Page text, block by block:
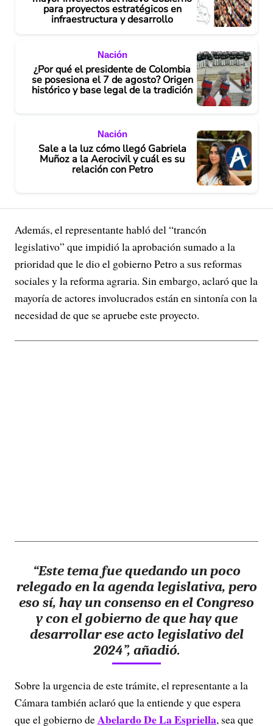
para proyectos estratégicos en
infraestructura y desarrollo
Nación
¿Por qué el presidente de Colombia
se posesiona el 7 de agosto? Origen
histórico y base legal de la tradición
Nación
Sale a la luz cómo llegó Gabriela
Muñoz a la Aerocivil y cuál es su
relación con Petro
Además, el representante habló del “trancón
legislativo” que impidió la aprobación sumado a la
prioridad que le dio el gobierno Petro a sus reformas
sociales y la reforma agraria. Sin embargo, aclaró que la
mayoría de actores involucrados están en sintonía con la
necesidad de que se apruebe este proyecto.
“Este tema fue quedando un poco
relegado en la agenda legislativa, pero
eso sí, hay un consenso en el Congreso
y con el gobierno de que hay que
desarrollar ese acto legislativo del
2024”, añadió.
Sobre la urgencia de este trámite, el representante a la
Cámara también aclaró que la entiende y que espera
que el gobierno deAbelardo De La Espriella, sea que